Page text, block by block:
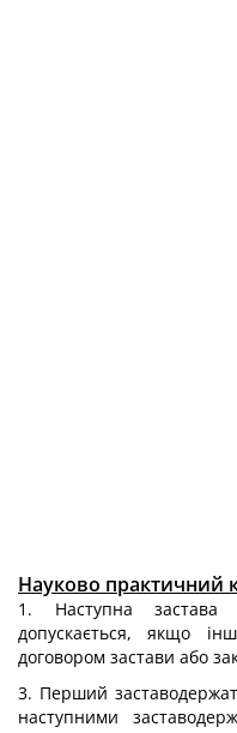
Науково практичний
1. Наступна
допускається, якщо
договором застави або
3. Перший
наступними